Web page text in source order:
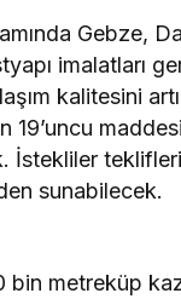
Gebze,
imalatları
kalitesini
19’uncu
İstekliler
sunabilecek.
metreküp